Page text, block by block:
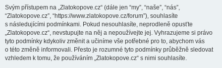
Svým přístupem na „Zlatokopove.cz“ (dále jen “my”, “naše”, “nás”,
“Zlatokopove.cz”, “https://www.zlatokopove.cz/forum”), souhlasíte
s následujícími podmínkami. Pokud nesouhlasíte, neprodleně opusťte
„Zlatokopove.cz“, nevstupujte na něj a nepoužívejte jej. Vyhrazujeme si právo
tyto podmínky kdykoliv změnit a učiníme vše potřebné pro to, abychom vás
o této změně informovali. Přesto je rozumné tyto podmínky průběžně sledovat
vzhledem k tomu, že používáním „Zlatokopove.cz“ s nimi souhlasíte.